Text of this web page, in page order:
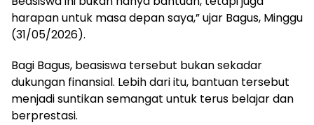
harapan untuk masa depan saya,” ujar Bagus, Minggu
(31/05/2026).
Bagi Bagus, beasiswa tersebut bukan sekadar
dukungan finansial. Lebih dari itu, bantuan tersebut
menjadi suntikan semangat untuk terus belajar dan
berprestasi.